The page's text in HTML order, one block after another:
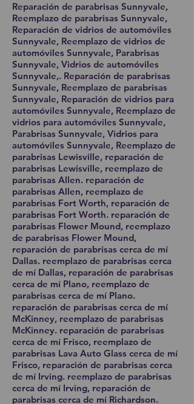
Reparación de parabrisas Sunnyvale,
Reemplazo de parabrisas Sunnyvale,
Reparación de vidrios de automóviles
Sunnyvale, Reemplazo de vidrios de
automóviles Sunnyvale, Parabrisas
Sunnyvale, Vidrios de automóviles
Sunnyvale,. Reparación de parabrisas
Sunnyvale, Reemplazo de parabrisas
Sunnyvale, Reparación de vidrios para
automóviles Sunnyvale, Reemplazo de
vidrios para automóviles Sunnyvale,
Parabrisas Sunnyvale, Vidrios para
automóviles Sunnyvale, Reemplazo de
parabrisas Lewisville, reparación de
parabrisas Lewisville, reemplazo de
parabrisas Allen. reparación de
parabrisas Allen, reemplazo de
parabrisas Fort Worth, reparación de
parabrisas Fort Worth. reparación de
parabrisas Flower Mound, reemplazo
de parabrisas Flower Mound,
reparación de parabrisas cerca de mí
Dallas. reemplazo de parabrisas cerca
de mí Dallas, reparación de parabrisas
cerca de mí Plano, reemplazo de
parabrisas cerca de mí Plano.
reparación de parabrisas cerca de mí
McKinney, reemplazo de parabrisas
McKinney. reparación de parabrisas
cerca de mí Frisco, reemplazo de
parabrisas Lava Auto Glass cerca de mí
Frisco, reparación de parabrisas cerca
de mí Irving. reemplazo de parabrisas
cerca de mí Irving, reparación de
parabrisas cerca de mí Richardson.